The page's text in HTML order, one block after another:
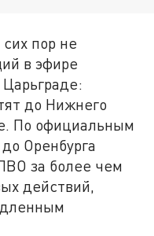
пор не
в эфире
Царьграде:
до Нижнего
По официальным
Оренбурга
за более чем
действий,